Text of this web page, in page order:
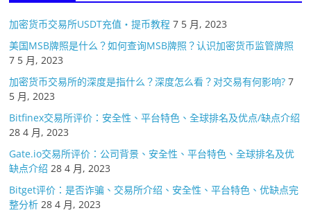
加密货币交易所USDT充值・提币教程 7 5 月, 2023
美国MSB牌照是什么？如何查询MSB牌照？认识加密货币监管牌照
7 5 月, 2023
加密货币交易所的深度是指什么？深度怎么看？对交易有何影响? 7
5 月, 2023
Bitfinex交易所评价：安全性、平台特色、全球排名及优点/缺点介绍
28 4 月, 2023
Gate.io交易所评价：公司背景、安全性、平台特色、全球排名及优
缺点介绍 28 4 月, 2023
Bitget评价：是否诈骗、交易所介绍、安全性、平台特色、优缺点完
整分析 28 4 月, 2023